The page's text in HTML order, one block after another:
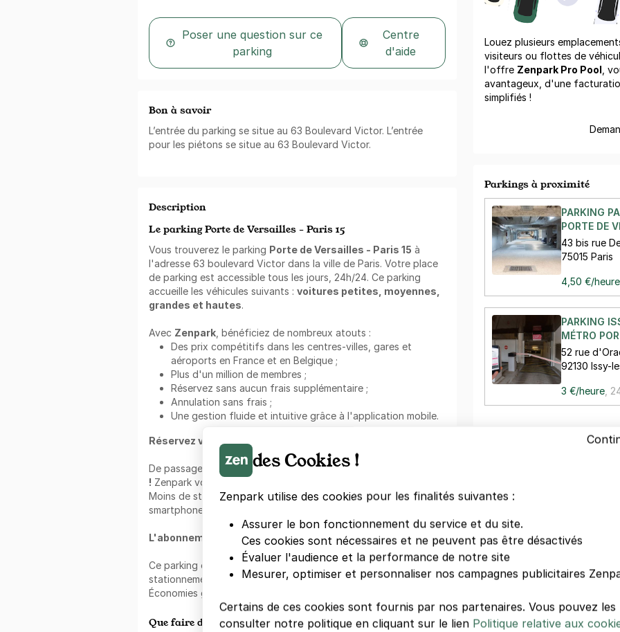
Poser une question sur ce
parking
Centre
d'aide
Bon à savoir
L’entrée du parking se situe au 63 Boulevard Victor. L’entrée
pour les piétons se situe au 63 Boulevard Victor.
Description
Le parking Porte de Versailles - Paris 15
Vous trouverez le parking Porte de Versailles - Paris 15 à
l'adresse 63 boulevard Victor dans la ville de Paris. Votre place
de parking est accessible tous les jours, 24h/24. Ce parking
accueille les véhicules suivants : voitures petites, moyennes,
grandes et hautes.
Avec Zenpark , bénéficiez de nombreux atouts :
Des prix compétitifs dans les centres-villes, gares et
aéroports en France et en Belgique ;
Plus d'un million de membres ;
Réservez sans aucun frais supplémentaire ;
Annulation sans frais ;
Une gestion fluide et intuitive grâce à l'application mobile.
Réservez votre place avec Zenpark :
De passage dans le quartier ?Pensez à votre stationnement
! Zenpark vous permet de vous garer simplement à deux pas.
Moins de stress, plus de fluidité : tout se fait depuis votre
smartphone.
L'abonnement au mois Zenpark :
Ce parking est disponible à l' abonnement au mois . Pour un
stationnement longue durée, choisissez cette formule.
Économies garanties, sans le stress de tourner en rond.
Que faire dans les alentours ?
Louez plusieurs
visiteurs ou flottes de
l'offre Zenpark Pro Pool ,
avantageux, d'une
simplifiés !
Parkings à proximité
PARKING
PORTE DE
43 bis rue
75015 Paris
4,50 €/heure
PARKING
MÉTRO
52 rue
92130 Issy-
3 €/heure
Sans frais de réservation
(Sous conditions)
Zenpark est présent sur
Réservez, payez et
des Cookies !
Zenpark utilise des cookies pour les finalités suivantes :
Assurer le bon fonctionnement du service et du site.
Ces cookies sont nécessaires et ne peuvent pas être désactivés
Évaluer l'audience et la performance de notre site
Mesurer, optimiser et personnaliser nos campagnes publicitaires
Certains de ces cookies sont fournis par nos partenaires. Vous pouvez
consulter notre politique en cliquant sur le lien Politique relative aux